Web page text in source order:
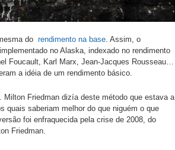
do rendimento na base. Assim, o
no Alaska, indexado no rendimento
Foucault, Karl Marx, Jean-Jacques Rousseau…
a idéia de um rendimento básico.
Friedman dizía deste método que estava a
quais saberiam melhor do que niguém o que
foi enfraquecida pela crise de 2008, do
Friedman.